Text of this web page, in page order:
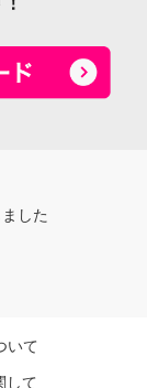
した
いて
して